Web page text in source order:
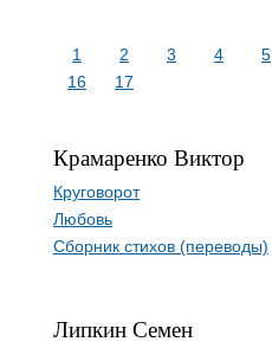
1 2 3 4 5
16
17
Крамаренко Виктор
Круговорот
Любовь
Сборник стихов (переводы)
Липкин Семен